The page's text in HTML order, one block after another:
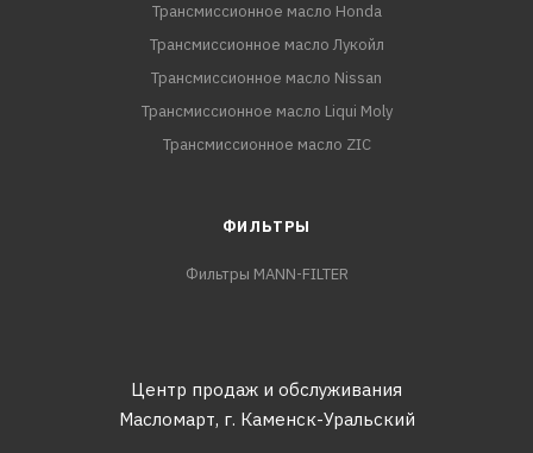
Трансмиссионное масло Honda
Трансмиссионное масло Лукойл
Трансмиссионное масло Nissan
Трансмиссионное масло Liqui Moly
Трансмиссионное масло ZIC
ФИЛЬТРЫ
Фильтры MANN-FILTER
Центр продаж и обслуживания
Масломарт, г. Каменск-Уральский